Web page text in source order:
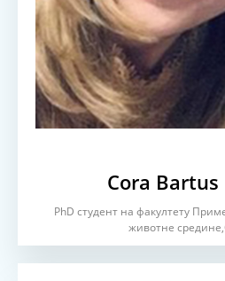
Cora Bartus
PhD студент на факултету
животне